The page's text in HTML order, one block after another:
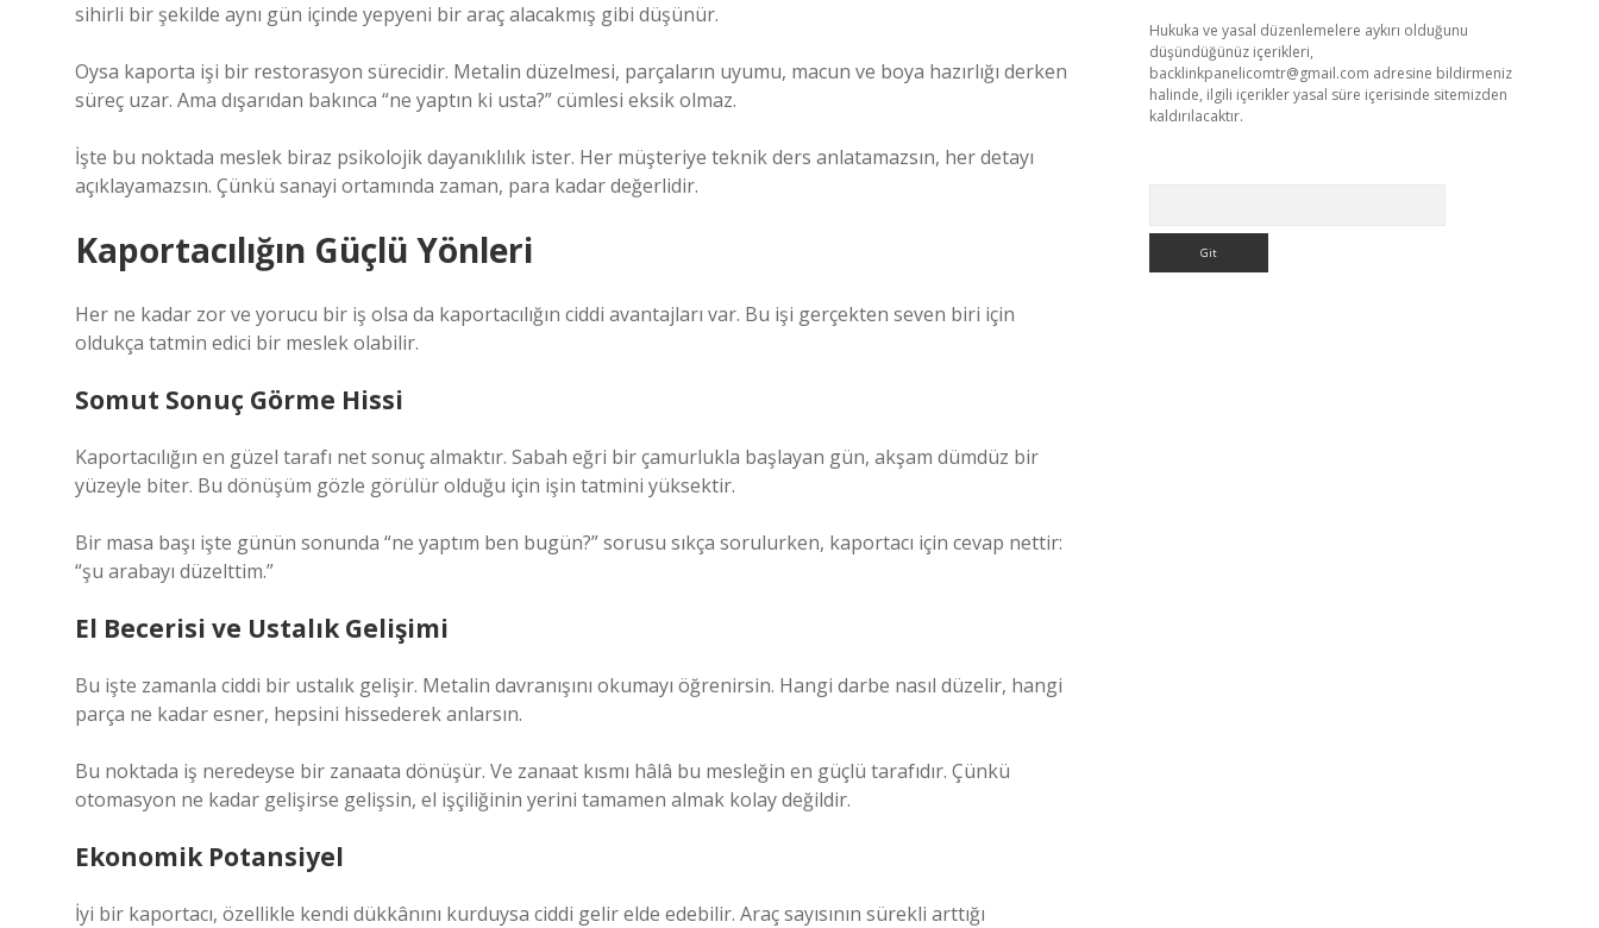
sihirli bir şekilde aynı gün içinde yepyeni bir araç alacakmış gibi düşünür.
Oysa kaporta işi bir restorasyon sürecidir. Metalin düzelmesi, parçaların uyumu, macun ve boya hazırlığı derken
süreç uzar. Ama dışarıdan bakınca “ne yaptın ki usta?” cümlesi eksik olmaz.
İşte bu noktada meslek biraz psikolojik dayanıklılık ister. Her müşteriye teknik ders anlatamazsın, her detayı
açıklayamazsın. Çünkü sanayi ortamında zaman, para kadar değerlidir.
Kaportacılığın Güçlü Yönleri
Her ne kadar zor ve yorucu bir iş olsa da kaportacılığın ciddi avantajları var. Bu işi gerçekten seven biri için
oldukça tatmin edici bir meslek olabilir.
Somut Sonuç Görme Hissi
Kaportacılığın en güzel tarafı net sonuç almaktır. Sabah eğri bir çamurlukla başlayan gün, akşam dümdüz bir
yüzeyle biter. Bu dönüşüm gözle görülür olduğu için işin tatmini yüksektir.
Bir masa başı işte günün sonunda “ne yaptım ben bugün?” sorusu sıkça sorulurken, kaportacı için cevap nettir:
“şu arabayı düzelttim.”
El Becerisi ve Ustalık Gelişimi
Bu işte zamanla ciddi bir ustalık gelişir. Metalin davranışını okumayı öğrenirsin. Hangi darbe nasıl düzelir, hangi
parça ne kadar esner, hepsini hissederek anlarsın.
Bu noktada iş neredeyse bir zanaata dönüşür. Ve zanaat kısmı hâlâ bu mesleğin en güçlü tarafıdır. Çünkü
otomasyon ne kadar gelişirse gelişsin, el işçiliğinin yerini tamamen almak kolay değildir.
Ekonomik Potansiyel
İyi bir kaportacı, özellikle kendi dükkânını kurduysa ciddi gelir elde edebilir. Araç sayısının sürekli arttığı
Hukuka ve yasal düzenlemelere aykırı olduğunu
düşündüğünüz içerikleri,
backlinkpanelicomtr@gmail.com adresine bildirmeniz
halinde, ilgili içerikler yasal süre içerisinde sitemizden
kaldırılacaktır.